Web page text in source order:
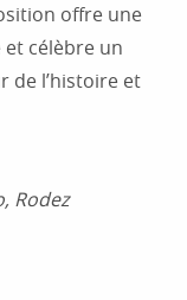
offre une
célèbre un
l’histoire et
Rodez